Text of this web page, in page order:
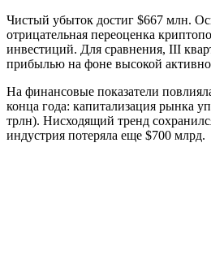
Чистый убыток достиг $667 млн.
отрицательная переоценка
инвестиций. Для сравнения, III
прибылью на фоне высокой
На финансовые показатели
конца года: капитализация рынка
трлн). Нисходящий тренд
индустрия потеряла еще $700 млрд.